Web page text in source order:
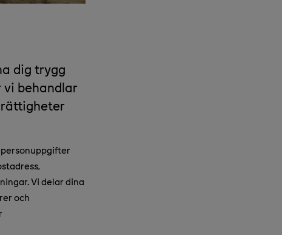
dig trygg
vi behandlar
rättigheter
Vi delar dina
och